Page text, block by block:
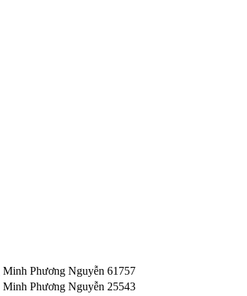
Minh Phương Nguyễn 61757
Minh Phương Nguyễn 25543